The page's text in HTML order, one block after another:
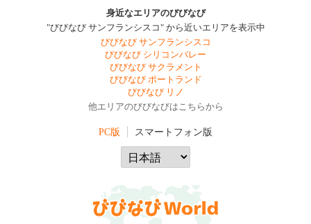
身近なエリアのびびなび
"びびなび サンフランシスコ" から近いエリアを表示中
びびなび サンフランシスコ
びびなび シリコンバレー
びびなび サクラメント
びびなび ポートランド
びびなび リノ
他エリアのびびなびはこちらから
PC版 スマートフォン版